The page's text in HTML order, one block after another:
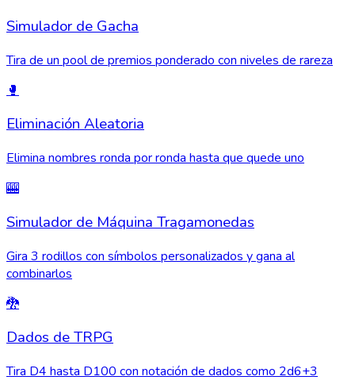
Simulador de Gacha
Tira de un pool de premios ponderado con niveles de rareza
🥊
Eliminación Aleatoria
Elimina nombres ronda por ronda hasta que quede uno
🎰
Simulador de Máquina Tragamonedas
Gira 3 rodillos con símbolos personalizados y gana al
combinarlos
🐉
Dados de TRPG
Tira D4 hasta D100 con notación de dados como 2d6+3